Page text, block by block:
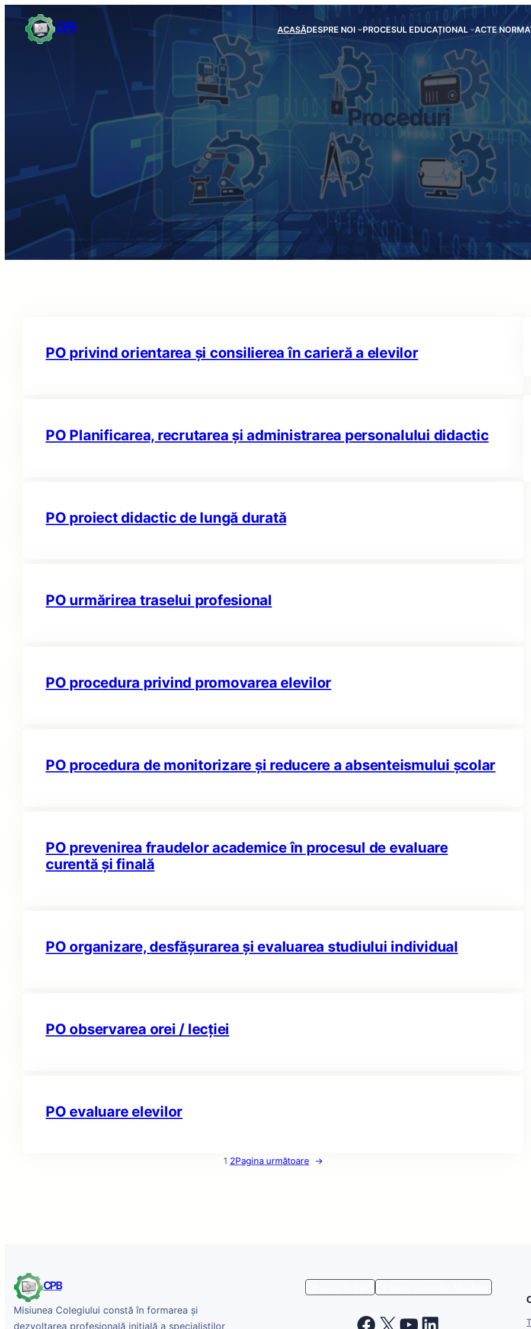
conținut
CPB ACASĂDESPRE NOI PROCESUL EDUCAȚIONAL ACTE
Proceduri
PO privind orientarea și consilierea în carieră a elevilor
PO Planificarea, recrutarea și administrarea personalului didactic
PO proiect didactic de lungă durată
PO urmărirea traselui profesional
PO procedura privind promovarea elevilor
PO procedura de monitorizare și reducere a absenteismului școlar
PO prevenirea fraudelor academice în procesul de evaluare
curentă și finală
PO organizare, desfășurarea și evaluarea studiului individual
PO observarea orei / lecției
PO evaluare elevilor
1 2Pagina următoare →
CPB
Misiunea Colegiului constă în formarea și
dezvoltarea profesională inițială a specialiștilor